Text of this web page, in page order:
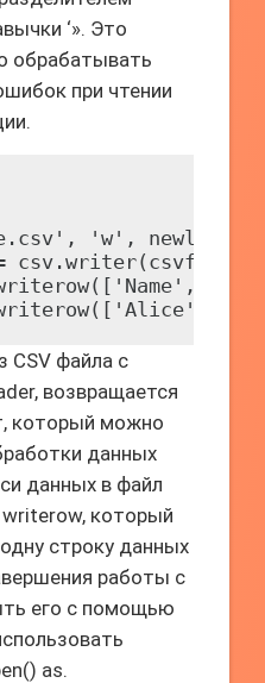
‘». Это
обрабатывать
при чтении
'w',
csv.writer(csvfile,
CSV файла с
возвращается
который можно
данных
данных в файл
который
строку данных
работы с
его с помощью
as.